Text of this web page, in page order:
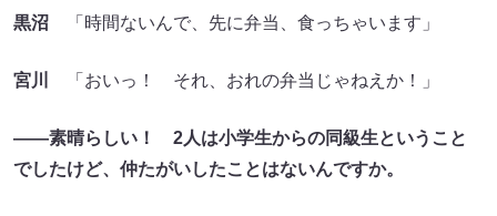
黒沼 「時間ないんで、先に弁当、食っちゃいます」
宮川 「おいっ！ それ、おれの弁当じゃねえか！」
――素晴らしい！ 2人は小学生からの同級生ということ
でしたけど、仲たがいしたことはないんですか。